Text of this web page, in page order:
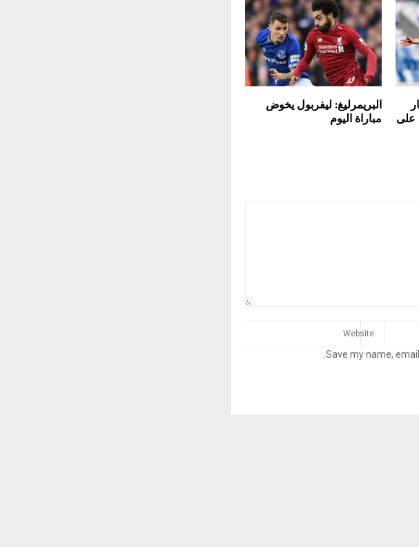
على
البريمرليغ: ليفربول يخوض
مباراة اليوم
Save my name,